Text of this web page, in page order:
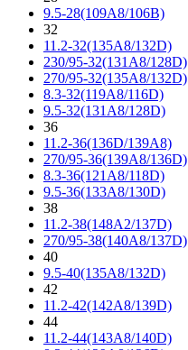
9.5-28(109A8/106B)
32
11.2-32(135A8/132D)
230/95-32(131A8/128D)
270/95-32(135A8/132D)
8.3-32(119A8/116D)
9.5-32(131A8/128D)
36
11.2-36(136D/139A8)
270/95-36(139A8/136D)
8.3-36(121A8/118D)
9.5-36(133A8/130D)
38
11.2-38(148A2/137D)
270/95-38(140A8/137D)
40
9.5-40(135A8/132D)
42
11.2-42(142A8/139D)
44
11.2-44(143A8/140D)